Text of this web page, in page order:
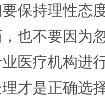
保持理性态
也不要因为
医疗机构进
才是正确选